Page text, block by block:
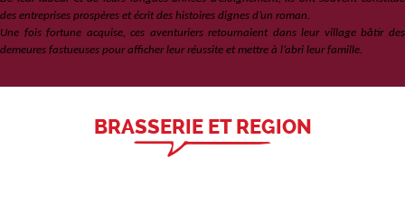
des entreprises prospères et écrit des histoires dignes d’un roman.
Une fois fortune acquise, ces aventuriers retournaient dans leur village bâtir des
demeures fastueuses pour afficher leur réussite et mettre à l’abri leur famille.
BRASSERIE ET REGION